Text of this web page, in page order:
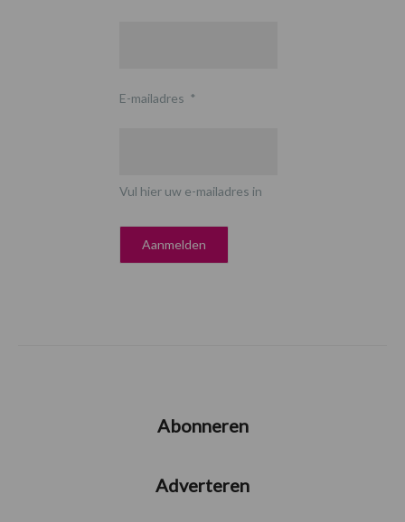
E-mailadres *
Vul hier uw e-mailadres in
Abonneren
Adverteren